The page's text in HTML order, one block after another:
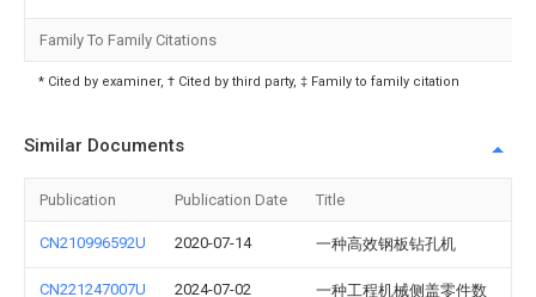
Family To Family Citations
* Cited by examiner, † Cited by third party, ‡ Family to family citation
Similar Documents
Publication Publication Date Title
CN210996592U 2020-07-14 一种高效钢板钻孔机
CN221247007U 2024-07-02
一种工程机械侧盖零件数